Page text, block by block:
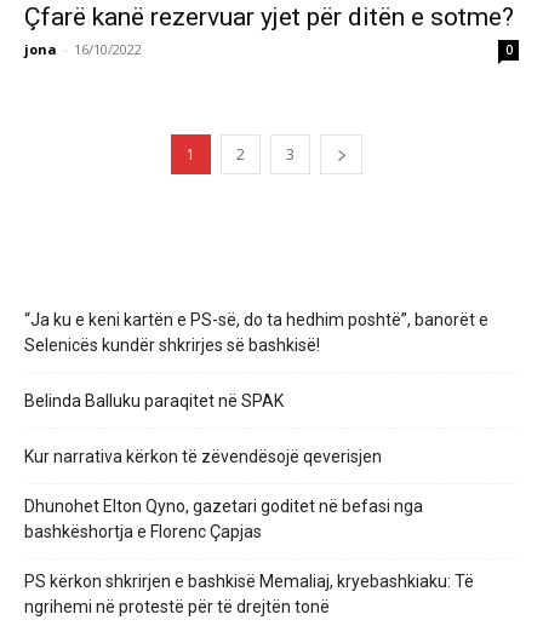
Çfarë kanë rezervuar yjet për ditën e sotme?
jona - 16/10/2022 0
1 2 3
“Ja ku e keni kartën e PS-së, do ta hedhim poshtë”, banorët e
Selenicës kundër shkrirjes së bashkisë!
Belinda Balluku paraqitet në SPAK
Kur narrativa kërkon të zëvendësojë qeverisjen
Dhunohet Elton Qyno, gazetari goditet në befasi nga
bashkëshortja e Florenc Çapjas
PS kërkon shkrirjen e bashkisë Memaliaj, kryebashkiaku: Të
ngrihemi në protestë për të drejtën tonë